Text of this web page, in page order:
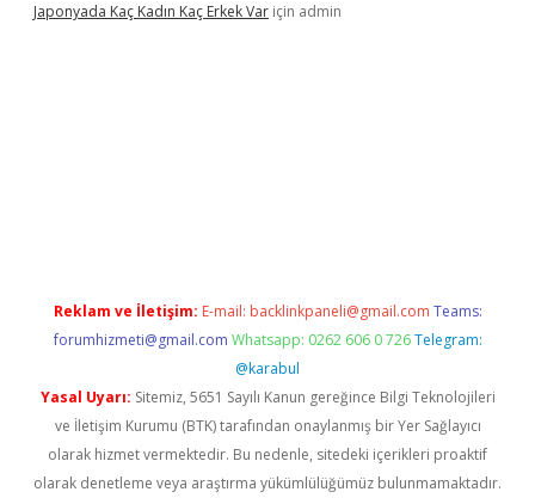
Japonyada Kaç Kadın Kaç Erkek Var için admin
Reklam ve İletişim: E-mail: backlinkpaneli@gmail.com Teams:
forumhizmeti@gmail.com Whatsapp: 0262 606 0 726 Telegram:
@karabul
Yasal Uyarı: Sitemiz, 5651 Sayılı Kanun gereğince Bilgi Teknolojileri
ve İletişim Kurumu (BTK) tarafından onaylanmış bir Yer Sağlayıcı
olarak hizmet vermektedir. Bu nedenle, sitedeki içerikleri proaktif
olarak denetleme veya araştırma yükümlülüğümüz bulunmamaktadır.